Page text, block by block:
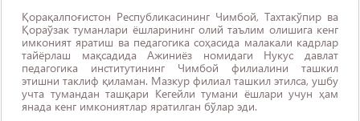
Қорақалпоғистон Республикасининг Чимбой, Тахтакўпир ва
Қораўзак туманлари ёшларининг олий таълим олишига кенг
имконият яратиш ва педагогика соҳасида малакали кадрлар
тайёрлаш мақсадида Ажиниёз номидаги Нукус давлат
педагогика институтининг Чимбой филиалини ташкил
этишни таклиф қиламан. Мазкур филиал ташкил этилса, ушбу
учта тумандан ташқари Кегейли тумани ёшлари учун ҳам
янада кенг имкониятлар яратилган бўлар эди.